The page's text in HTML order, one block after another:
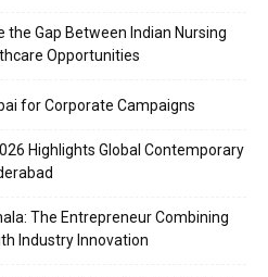
the Gap Between Indian Nursing
Opportunities
for Corporate Campaigns
Highlights Global Contemporary
The Entrepreneur Combining
Industry Innovation